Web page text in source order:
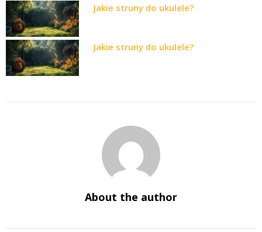
Jakie struny do ukulele?
Jakie struny do ukulele?
About the author